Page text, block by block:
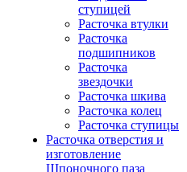
ступицей
Расточка втулки
Расточка
подшипников
Расточка
звездочки
Расточка шкива
Расточка колец
Расточка ступицы
Расточка отверстия и
изготовление
Шпоночного паза